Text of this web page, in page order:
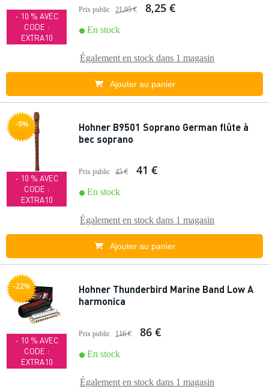
- 10 % AVEC
CODE :
EXTRA10
Prix public 21,95 € 8,25 €
En stock
Également en stock dans 1 magasin
Ajouter au panier
-9%
- 10 % AVEC
CODE :
EXTRA10
Hohner B9501 Soprano German flûte à
bec soprano
Prix public 45 € 41 €
En stock
Également en stock dans 1 magasin
Ajouter au panier
-22%
- 10 % AVEC
CODE :
EXTRA10
Hohner Thunderbird Marine Band Low A
harmonica
Prix public 116 € 86 €
En stock
Également en stock dans 1 magasin